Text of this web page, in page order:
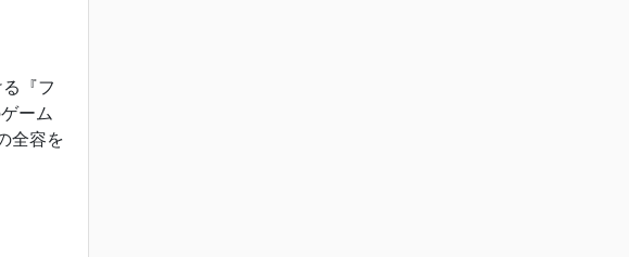
『フ
ーム
全容を